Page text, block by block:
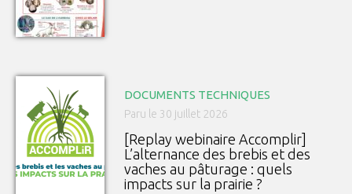
DOCUMENTS TECHNIQUES
Paru le 30 juillet 2026
[Replay webinaire Accomplir]
L’alternance des brebis et des
vaches au pâturage : quels
impacts sur la prairie ?